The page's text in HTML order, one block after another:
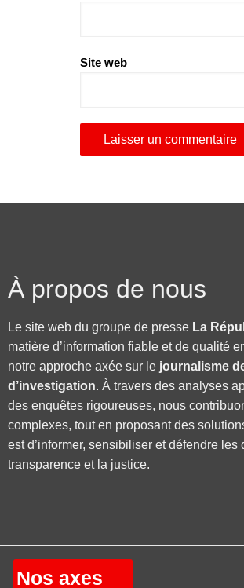
Site web
À propos de nous
Le site web du groupe de presse La
matière d’information fiable et de qualité
notre approche axée sur le journalisme
d’investigation. À travers des analyses
des enquêtes rigoureuses, nous
complexes, tout en proposant des
est d’informer, sensibiliser et défendre
transparence et la justice.
Nos axes